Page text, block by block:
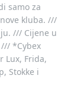
samo za
kluba. ///
/// Cijene u
*Cybex
Lux, Frida,
Stokke i